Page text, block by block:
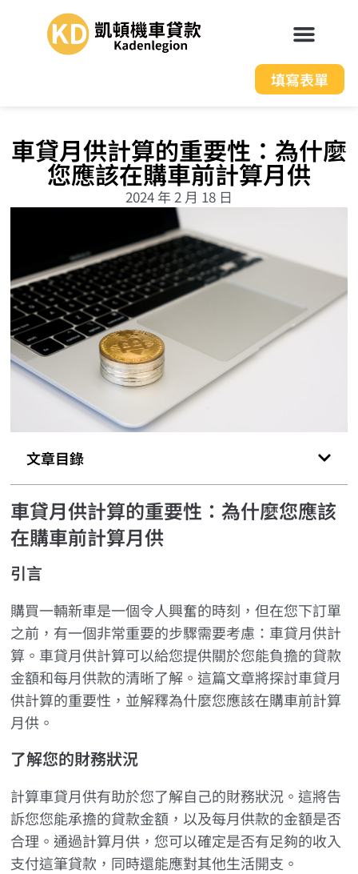
填寫表單
車貸月供計算的重要性：為什麼
您應該在購車前計算月供
2024 年 2 月 18 日
文章目錄
車貸月供計算的重要性：為什麼您應該
在購車前計算月供
引言
購買一輛新車是一個令人興奮的時刻，但在您下訂單
之前，有一個非常重要的步驟需要考慮：車貸月供計
算。車貸月供計算可以給您提供關於您能負擔的貸款
金額和每月供款的清晰了解。這篇文章將探討車貸月
供計算的重要性，並解釋為什麼您應該在購車前計算
月供。
了解您的財務狀況
計算車貸月供有助於您了解自己的財務狀況。這將告
訴您您能承擔的貸款金額，以及每月供款的金額是否
合理。通過計算月供，您可以確定是否有足夠的收入
支付這筆貸款，同時還能應對其他生活開支。